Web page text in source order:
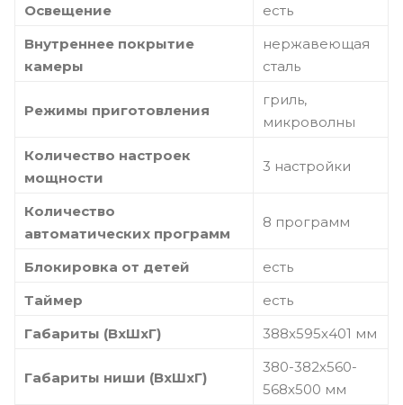
Освещение
есть
Внутреннее покрытие
камеры
нержавеющая
сталь
Режимы приготовления
гриль,
микроволны
Количество настроек
мощности
3 настройки
Количество
автоматических программ
8 программ
Блокировка от детей
есть
Таймер
есть
Габариты (ВхШхГ)
388х595х401 мм
Габариты ниши (ВхШхГ)
380-382х560-
568х500 мм